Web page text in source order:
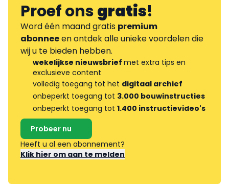
Proef onsgratis!
Word één maand gratis premium
abonneeen ontdek alle unieke voordelen die
wij u te bieden hebben.
wekelijkse nieuwsbrief met extra tips en
exclusieve content
volledig toegang tot het digitaal archief
onbeperkt toegang tot 3.000 bouwinstructies
onbeperkt toegang tot 1.400 instructievideo's
Probeer nu
Heeft u al een abonnement?
Klik hier om aan te melden